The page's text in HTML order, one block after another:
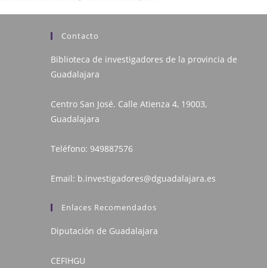
Contacto
Biblioteca de investigadores de la provincia de
Guadalajara
Centro San José. Calle Atienza 4, 19003,
Guadalajara
Teléfono: 949887576
Email: b.investigadores@dguadalajara.es
Enlaces Recomendados
Diputación de Guadalajara
CEFIHGU